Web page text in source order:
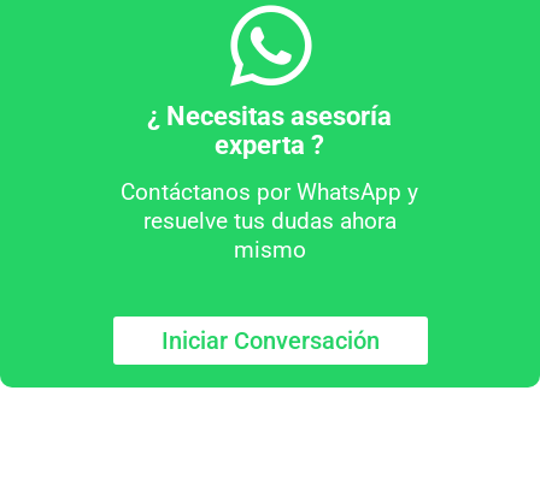
¿ Necesitas asesoría
experta ?
Contáctanos por WhatsApp y
resuelve tus dudas ahora
mismo
Iniciar Conversación